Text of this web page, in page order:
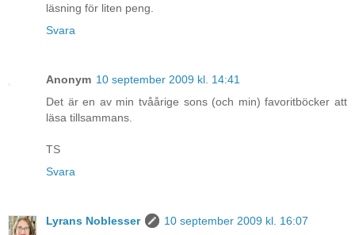
läsning för liten peng.
Svara
Anonym 10 september 2009 kl. 14:41
Det är en av min tvåårige sons (och min) favoritböcker att
läsa tillsammans.
TS
Svara
Lyrans Noblesser
10 september 2009 kl. 16:07